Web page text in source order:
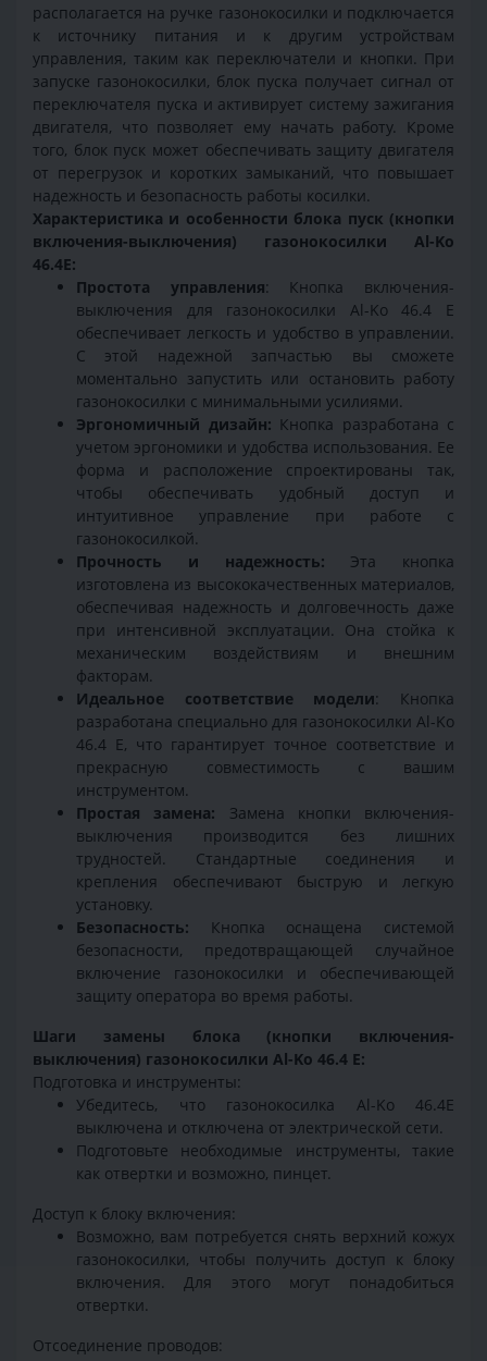
располагается на ручке газонокосилки и подключается
к источнику питания и к другим устройствам
управления, таким как переключатели и кнопки. При
запуске газонокосилки, блок пуска получает сигнал от
переключателя пуска и активирует систему зажигания
двигателя, что позволяет ему начать работу. Кроме
того, блок пуск может обеспечивать защиту двигателя
от перегрузок и коротких замыканий, что повышает
надежность и безопасность работы косилки.
Характеристика и особенности блока пуск (кнопки
включения-выключения) газонокосилки Al-Ko
46.4E:
Простота управления: Кнопка включения-
выключения для газонокосилки Al-Ko 46.4 E
обеспечивает легкость и удобство в управлении.
С этой надежной запчастью вы сможете
моментально запустить или остановить работу
газонокосилки с минимальными усилиями.
Эргономичный дизайн: Кнопка разработана с
учетом эргономики и удобства использования. Ее
форма и расположение спроектированы так,
чтобы обеспечивать удобный доступ и
интуитивное управление при работе с
газонокосилкой.
Прочность и надежность: Эта кнопка
изготовлена из высококачественных материалов,
обеспечивая надежность и долговечность даже
при интенсивной эксплуатации. Она стойка к
механическим воздействиям и внешним
факторам.
Идеальное соответствие модели: Кнопка
разработана специально для газонокосилки Al-Ko
46.4 E, что гарантирует точное соответствие и
прекрасную совместимость с вашим
инструментом.
Простая замена: Замена кнопки включения-
выключения производится без лишних
трудностей. Стандартные соединения и
крепления обеспечивают быструю и легкую
установку.
Безопасность: Кнопка оснащена системой
безопасности, предотвращающей случайное
включение газонокосилки и обеспечивающей
защиту оператора во время работы.
Шаги замены блока (кнопки включения-
выключения) газонокосилки Al-Ko 46.4 E:
Подготовка и инструменты:
Убедитесь, что газонокосилка Al-Ko 46.4E
выключена и отключена от электрической сети.
Подготовьте необходимые инструменты, такие
как отвертки и возможно, пинцет.
Доступ к блоку включения:
Возможно, вам потребуется снять верхний кожух
газонокосилки, чтобы получить доступ к блоку
включения. Для этого могут понадобиться
отвертки.
Отсоединение проводов: